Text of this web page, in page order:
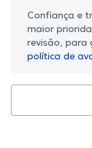
Confiança e
maior
revisão, para
política de